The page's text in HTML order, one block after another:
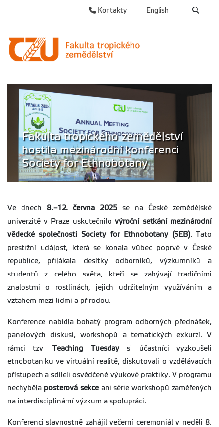
English
Kontakty
Fakulta tropického zemědělství
hostila mezinárodní konferenci
Society for Ethnobotany
Ve dnech 8.–12. června 2025 se na České zemědělské
univerzitě v Praze uskutečnilo výroční setkání mezinárodní
vědecké společnosti Society for Ethnobotany (SEB). Tato
prestižní událost, která se konala vůbec poprvé v České
republice, přilákala desítky odborníků, výzkumníků a
studentů z celého světa, kteří se zabývají tradičními
znalostmi o rostlinách, jejich udržitelným využíváním a
vztahem mezi lidmi a přírodou.
Konference nabídla bohatý program odborných přednášek,
panelových diskusí, workshopů a tematických exkurzí. V
rámci tzv.Teaching Tuesdaysi účastníci vyzkoušeli
etnobotaniku ve virtuální realitě, diskutovali o vzdělávacích
přístupech a sdíleli osvědčené výukové praktiky. V programu
nechyběla posterová sekce ani série workshopů zaměřených
na interdisciplinární výzkum a spolupráci.
Konferenci slavnostně zahájil večerní ceremoniál v neděli 8.